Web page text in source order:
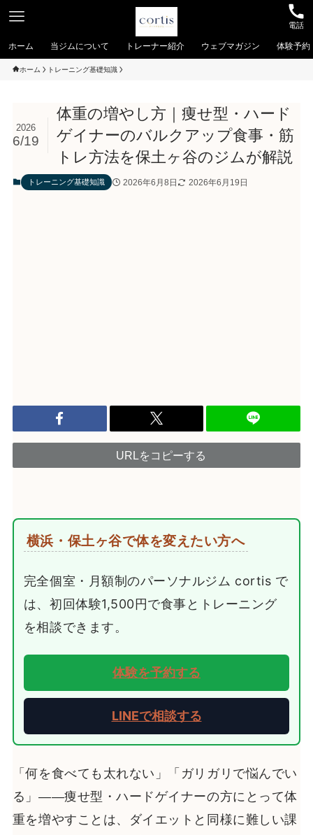
電話
ホーム 当ジムについて トレーナー紹介 ウェブマガジン 体験予約
ホーム トレーニング基礎知識
体重の増やし方｜痩せ型・ハード
ゲイナーのバルクアップ食事・筋
トレ方法を保土ヶ谷のジムが解説
2026
6/19
トレーニング基礎知識 2026年6月8日 2026年6月19日
URLをコピーする
横浜・保土ヶ谷で体を変えたい方へ
完全個室・月額制のパーソナルジム cortis で
は、初回体験1,500円で食事とトレーニング
を相談できます。
体験を予約する
LINEで相談する
「何を食べても太れない」「ガリガリで悩んでい
る」——痩せ型・ハードゲイナーの方にとって体
重を増やすことは、ダイエットと同様に難しい課